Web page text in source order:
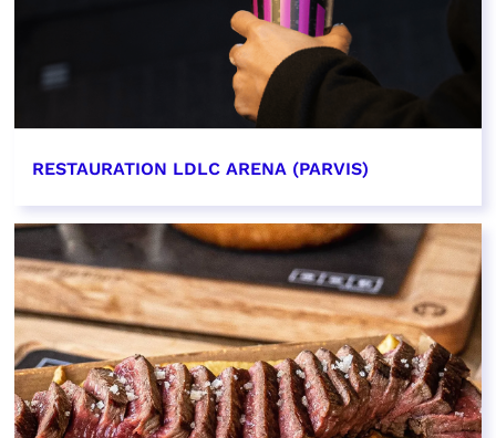
RESTAURATION LDLC ARENA (PARVIS)
EN SAVOIR PLUS